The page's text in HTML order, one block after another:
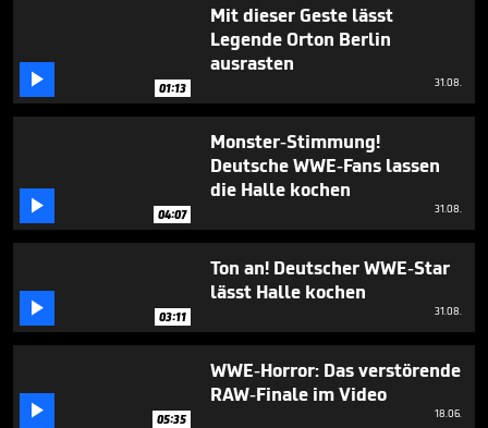
seconds
 01:13
Mit dieser Geste lässt
Legende Orton Berlin
ausrasten
31.08.
 04:07
Monster-Stimmung!
Deutsche WWE-Fans lassen
die Halle kochen
31.08.
 03:11
Ton an! Deutscher WWE-Star
lässt Halle kochen
31.08.
 05:35
WWE-Horror: Das verstörende
RAW-Finale im Video
18.06.